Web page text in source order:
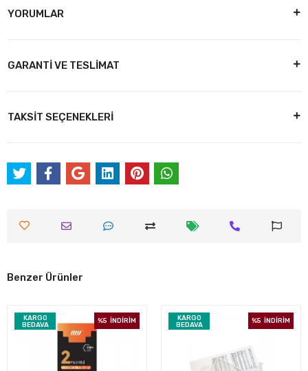
YORUMLAR
GARANTİ VE TESLİMAT
TAKSİT SEÇENEKLERİ
Benzer Ürünler
KARGO
BEDAVA
%5 İNDİRİM
KARGO
BEDAVA
%5 İNDİRİM